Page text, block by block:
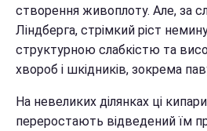
створення живоплоту. Але, за
Ліндберга, стрімкий ріст
структурною слабкістю та
хвороб і шкідників, зокрема
На невеликих ділянках ці
переростають відведений їм